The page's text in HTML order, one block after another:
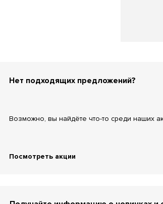
Нет подходящих предложений?
Возможно, вы найдёте что-то среди наших
Посмотреть акции